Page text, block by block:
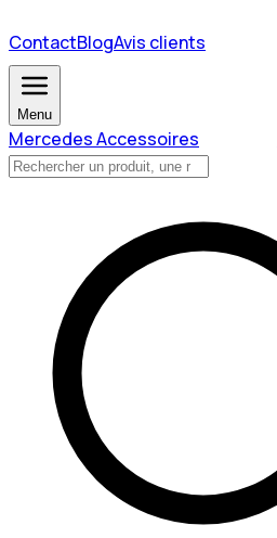
ContactBlogAvis clients
Menu
Mercedes Accessoires